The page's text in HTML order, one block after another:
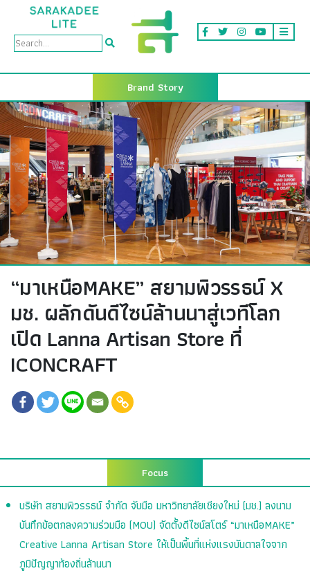
Brand Story
“มาเหนือMAKE” สยามพิวรรธน์ X
มช. ผลักดันดีไซน์ล้านนาสู่เวทีโลก
เปิด Lanna Artisan Store ที่
ICONCRAFT
Focus
บริษัท สยามพิวรรธน์ จำกัด จับมือ มหาวิทยาลัยเชียงใหม่ (มช.) ลงนาม
บันทึกข้อตกลงความร่วมมือ (MOU) จัดตั้งดีไซน์สโตร์ “มาเหนือMAKE”
Creative Lanna Artisan Store ให้เป็นพื้นที่แห่งแรงบันดาลใจจาก
ภูมิปัญญาท้องถิ่นล้านนา